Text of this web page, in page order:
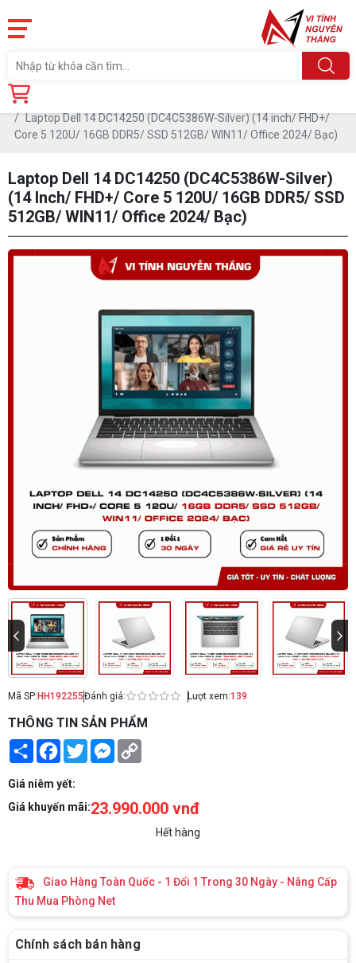
Trang chủ
Laptop Dell 14 DC14250 (DC4C5386W-Silver) (14 inch/ FHD+/
Core 5 120U/ 16GB DDR5/ SSD 512GB/ WIN11/ Office 2024/ Bạc)
Laptop Dell 14 DC14250 (DC4C5386W-Silver)
(14 Inch/ FHD+/ Core 5 120U/ 16GB DDR5/ SSD
512GB/ WIN11/ Office 2024/ Bạc)
Mã SP: HH192255Đánh giá: Lượt xem:139
THÔNG TIN SẢN PHẨM
Share Facebook
TwitterMessenger
Giá niêm yết:
Giá khuyến mãi:23.990.000 vnđ
Hết hàng
Giao Hàng Toàn Quốc - 1 Đổi 1 Trong 30 Ngày - Nâng Cấp
Thu Mua Phòng Net
Chính sách bán hàng